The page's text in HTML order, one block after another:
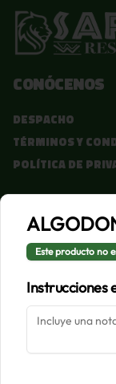
Conócenos
Despacho
Términos y
Política de
Redes
Instagram
Facebook
Mi cuenta
Iniciar sesión
Este producto no
Instrucciones